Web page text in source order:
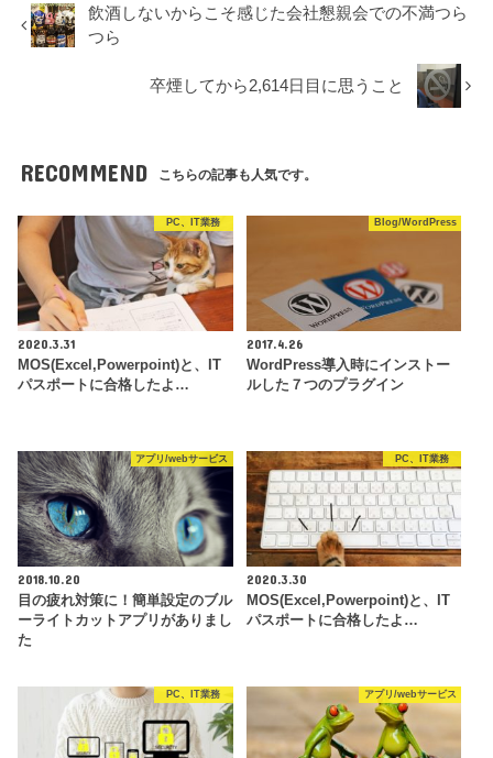
飲酒しないからこそ感じた会社懇親会での不満つら
つら
卒煙してから2,614日目に思うこと
RECOMMEND こちらの記事も人気です。
PC、IT業務
2020.3.31
MOS(Excel,Powerpoint)と、IT
パスポートに合格したよ…
Blog/WordPress
2017.4.26
WordPress導入時にインストー
ルした７つのプラグイン
アプリ/webサービス
2018.10.20
目の疲れ対策に！簡単設定のブル
ーライトカットアプリがありまし
た
PC、IT業務
2020.3.30
MOS(Excel,Powerpoint)と、IT
パスポートに合格したよ…
PC、IT業務 アプリ/webサービス